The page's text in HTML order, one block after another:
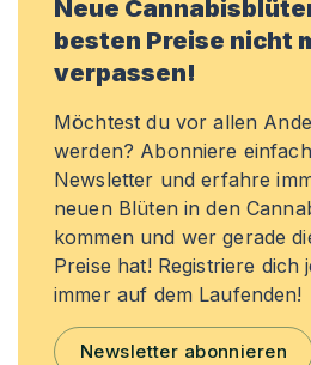
Neue
besten Preise nicht
verpassen!
Möchtest du vor allen
werden? Abonniere
Newsletter und erfahre
neuen Blüten in den
kommen und wer gerade
Preise hat! Registriere dich
immer auf dem Laufenden!
Newsletter abonnieren